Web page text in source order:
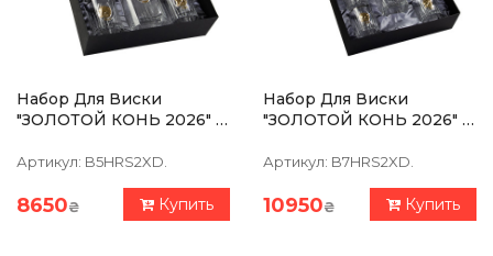
Набор Для Виски
"ЗОЛОТОЙ КОНЬ 2026" 5
Бокала, Серебро, Золото,
Платины)
Артикул: B5HRS2XD.
8650₴ Купить
Набор Для Виски
"ЗОЛОТОЙ КОНЬ 2026" 6
750 Мл, Серебро, Золото,
Платины)
Артикул: B7HRS2XD.
10950₴ Купить